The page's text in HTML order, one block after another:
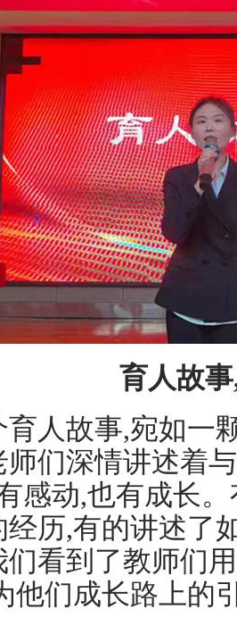
育人故
故事,宛如一
们深情讲述着
感动,也有成长
历,有的讲述了
看到了教师们
他们成长路上的